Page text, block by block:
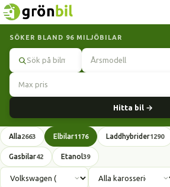
SÖKER BLAND 96 MILJÖBILAR
Hitta bil →
Alla2663 Elbilar1176 Laddhybrider1290
Gasbilar42 Etanol39